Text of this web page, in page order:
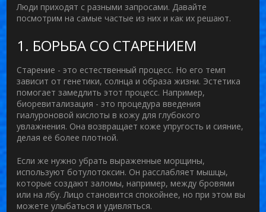
Люди приходят с разными запросами. Давайте
посмотрим на самые частые из них и как их решают.
1. БОРЬБА СО СТАРЕНИЕМ
Старение - это естественный процесс. Но его темп
зависит от генетики, солнца и образа жизни. Эстетика
помогает замедлить этот процесс. Например,
биоревитализация - это процедура введения
гиалуроновой кислоты в кожу для глубокого
увлажнения. Она возвращает коже упругость и сияние,
делая её более плотной.
Если же нужно убрать выраженные морщины,
используют ботулотоксин. Он расслабляет мышцы,
которые создают заломы, например, между бровями
или на лбу. Лицо становится спокойнее, но при этом вы
можете улыбаться и удивляться.